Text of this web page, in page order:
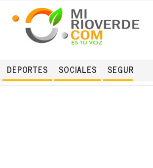
DEPORTES SOCIALES SEGURIDAD